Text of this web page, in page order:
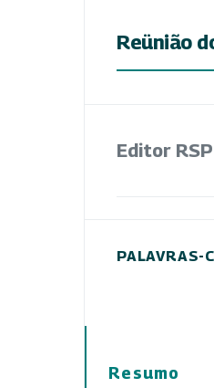
Reünião
Editor RSP
PALAVRAS-
Resumo